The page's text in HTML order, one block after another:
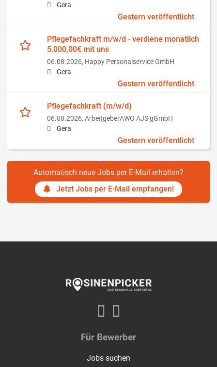
Gera
Gestern veröffentlicht
Pflegefachkraft m/w/d - verdiene monatlich
5.000,00€ mit uns
06.08.2026, Happy Personalservice GmbH
Gera
Gestern veröffentlicht
Pflegefachkraft (m/w/d)
06.08.2026, ArbeitgeberAWO AJS gGmbH
Gera
Gestern veröffentlicht
Automatisch neue Jobs per E-Mail erhalten?
Jetzt Jobs per E-Mail empfangen!
Für Bewerber
Jobs suchen